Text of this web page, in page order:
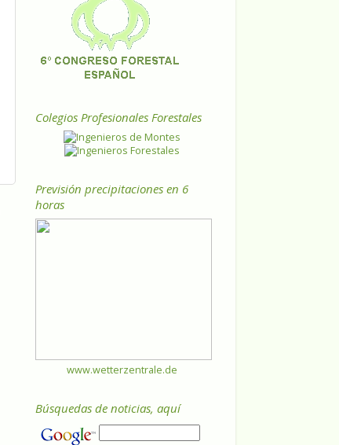
Colegios Profesionales Forestales
Previsión precipitaciones en 6
horas
www.wetterzentrale.de
Búsquedas de noticias, aquí